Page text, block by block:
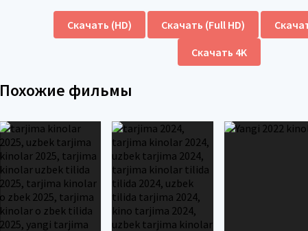
Скачать (HD) Скачать (Full HD)
Скачать 4K
Похожие фильмы